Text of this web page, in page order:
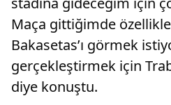
Maça gittiğimde
Bakasetas’ı görmek
gerçekleştirmek için
diye konuştu.